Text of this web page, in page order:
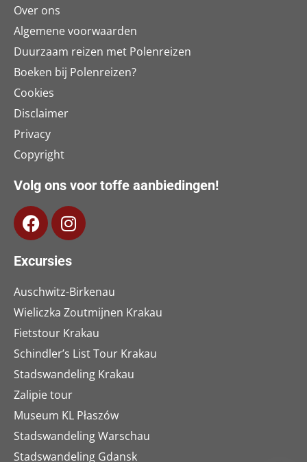
Over ons
Algemene voorwaarden
Duurzaam reizen met Polenreizen
Boeken bij Polenreizen?
Cookies
Disclaimer
Privacy
Copyright
Volg ons voor toffe aanbiedingen!
Excursies
Auschwitz-Birkenau
Wieliczka Zoutmijnen Krakau
Fietstour Krakau
Schindler’s List Tour Krakau
Stadswandeling Krakau
Zalipie tour
Museum KL Płaszów
Stadswandeling Warschau
Stadswandeling Gdansk